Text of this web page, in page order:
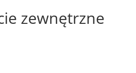
zewnętrzne